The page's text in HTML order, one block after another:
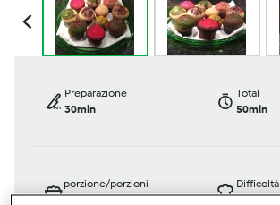
Preparazione
30min
Total
50min
porzione/porzioni
0pezzo/pezzi
Difficoltà
facile